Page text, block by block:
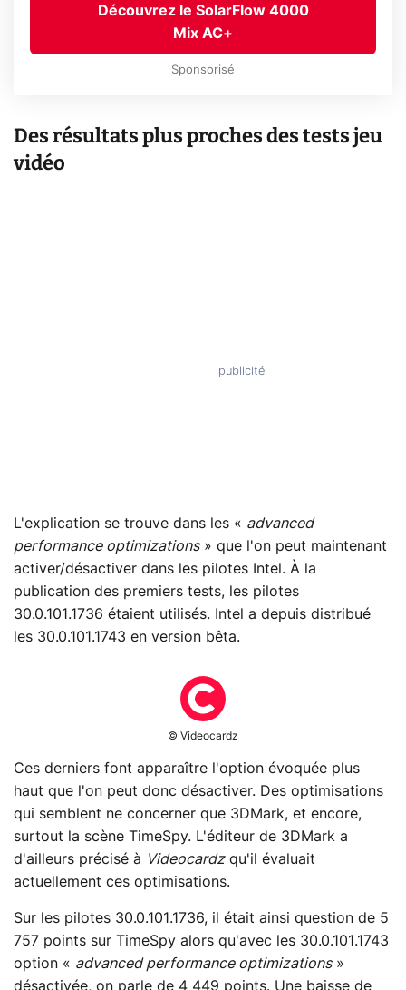
Découvrez le SolarFlow 4000
Mix AC+
Sponsorisé
Des résultats plus proches des tests jeu
vidéo
L'explication se trouve dans les « advanced
performance optimizations» que l'on peut maintenant
activer/désactiver dans les pilotes Intel. À la
publication des premiers tests, les pilotes
30.0.101.1736 étaient utilisés. Intel a depuis distribué
les 30.0.101.1743 en version bêta.
© Videocardz
Ces derniers font apparaître l'option évoquée plus
haut que l'on peut donc désactiver. Des optimisations
qui semblent ne concerner que 3DMark, et encore,
surtout la scène TimeSpy. L'éditeur de 3DMark a
d'ailleurs précisé à Videocardzqu'il évaluait
actuellement ces optimisations.
Sur les pilotes 30.0.101.1736, il était ainsi question de 5
757 points sur TimeSpy alors qu'avec les 30.0.101.1743
option « advanced performance optimizations»
désactivée, on parle de 4 449 points. Une baisse de